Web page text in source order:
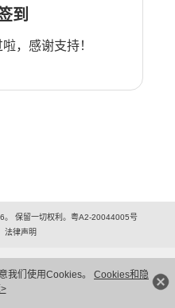
我们使用Cookies。 Cookies和隐
到
，感谢支持！
。 保留一切权利。粤A2-20044005号
法律声明